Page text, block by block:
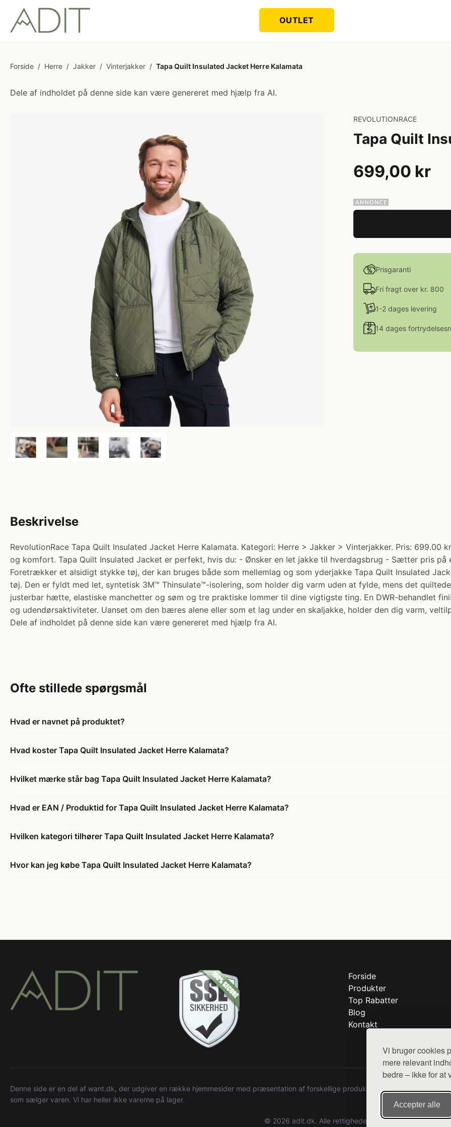
Vi bruger cookies
mere relevant
bedre – ikke for
Accepter alle
OUTLET
Forside / Herre / Jakker / Vinterjakker / Tapa Quilt Insulated Jacket Herre Kalamata
Dele af indholdet på denne side kan være genereret med hjælp fra AI.
REVOLUTIONRACE
Tapa Quilt
699,00 kr
Prisgaranti
Fri fragt over kr. 800
1-2 dages levering
14 dages
Beskrivelse
RevolutionRace Tapa Quilt Insulated Jacket Herre Kalamata. Kategori: Herre > Jakker > Vinterjakker. Pris: 699.00
og komfort. Tapa Quilt Insulated Jacket er perfekt, hvis du: - Ønsker en let jakke til hverdagsbrug - Sætter pris
Foretrækker et alsidigt stykke tøj, der kan bruges både som mellemlag og som yderjakke Tapa Quilt Insulated
tøj. Den er fyldt med let, syntetisk 3M™ Thinsulate™-isolering, som holder dig varm uden at fylde, mens det
justerbar hætte, elastiske manchetter og søm og tre praktiske lommer til dine vigtigste ting. En DWR-behandlet
og udendørsaktiviteter. Uanset om den bæres alene eller som et lag under en skaljakke, holder den dig varm,
Dele af indholdet på denne side kan være genereret med hjælp fra AI.
Ofte stillede spørgsmål
Hvad er navnet på produktet?
Hvad koster Tapa Quilt Insulated Jacket Herre Kalamata?
Hvilket mærke står bag Tapa Quilt Insulated Jacket Herre Kalamata?
Hvad er EAN / Produktid for Tapa Quilt Insulated Jacket Herre Kalamata?
Hvilken kategori tilhører Tapa Quilt Insulated Jacket Herre Kalamata?
Hvor kan jeg købe Tapa Quilt Insulated Jacket Herre Kalamata?
Forside
Produkter
Top Rabatter
Blog
Kontakt
Denne side er en del af want.dk, der udgiver en række hjemmesider med præsentation af forskellige produkter fra diverse
som sælger varen. Vi har heller ikke varerne på lager.
© 2026 adit.dk. Alle rettigheder forbeholdes.